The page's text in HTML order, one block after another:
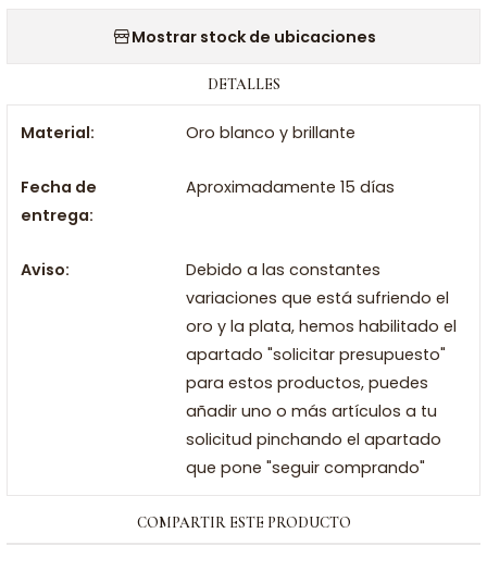
Mostrar stock de ubicaciones
DETALLES
Material: Oro blanco y brillante
Fecha de
entrega:
Aproximadamente 15 días
Aviso:
Debido a las constantes
variaciones que está sufriendo el
oro y la plata, hemos habilitado el
apartado "solicitar presupuesto"
para estos productos, puedes
añadir uno o más artículos a tu
solicitud pinchando el apartado
que pone "seguir comprando"
COMPARTIR ESTE PRODUCTO